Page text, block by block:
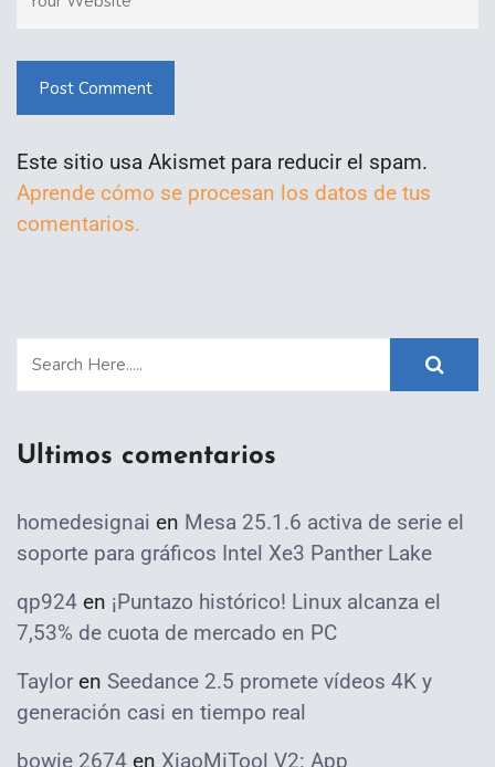
Post Comment
Este sitio usa Akismet para reducir el spam.
Aprende cómo se procesan los datos de tus
comentarios.
Ultimos comentarios
homedesignai en Mesa 25.1.6 activa de serie el
soporte para gráficos Intel Xe3 Panther Lake
qp924 en ¡Puntazo histórico! Linux alcanza el
7,53% de cuota de mercado en PC
Taylor en Seedance 2.5 promete vídeos 4K y
generación casi en tiempo real
bowie 2674 en XiaoMiTool V2: App